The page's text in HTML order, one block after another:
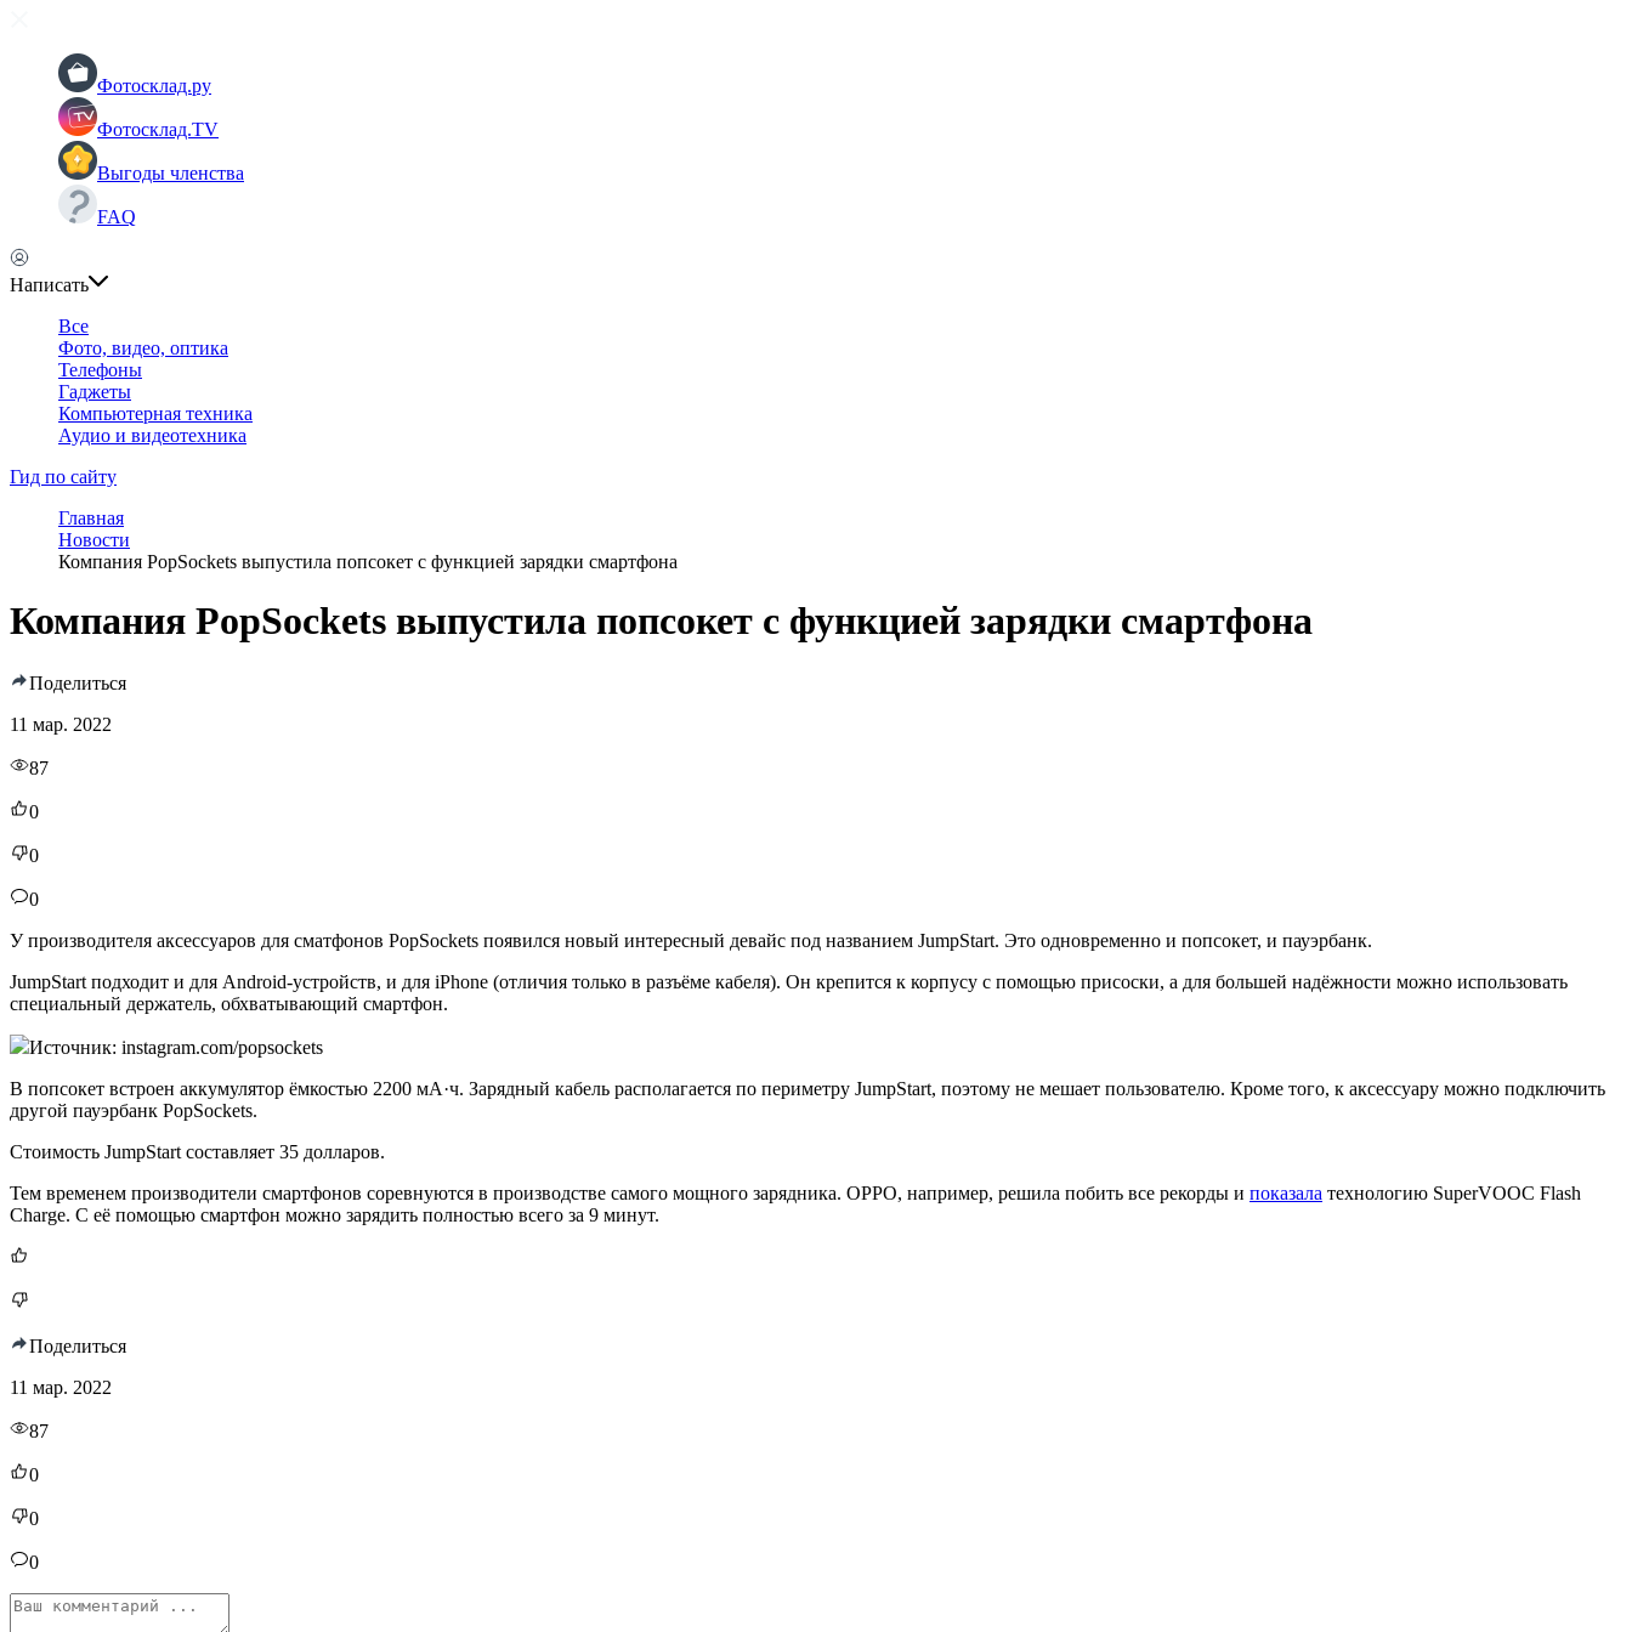
Фотосклад.ру
Фотосклад.TV
Выгоды членства
FAQ
Написать
Все
Фото, видео, оптика
Телефоны
Гаджеты
Компьютерная техника
Аудио и видеотехника
Гид по сайту
Главная
Новости
Компания PopSockets выпустила попсокет с функцией зарядки смартфона
Компания PopSockets выпустила попсокет с функцией зарядки смартфона
Поделиться
11 мар. 2022
87
0
0
0
У производителя аксессуаров для сматфонов PopSockets появился новый интересный девайс под названием JumpStart. Это одновременно и попсокет, и пауэрбанк.
JumpStart подходит и для Android-устройств, и для iPhone (отличия только в разъёме кабеля). Он крепится к корпусу с помощью присоски, а для большей надёжности можно использовать
специальный держатель, обхватывающий смартфон.
Источник: instagram.com/popsockets
В попсокет встроен аккумулятор ёмкостью 2200 мА·ч. Зарядный кабель располагается по периметру JumpStart, поэтому не мешает пользователю. Кроме того, к аксессуару можно подключить
другой пауэрбанк PopSockets.
Стоимость JumpStart составляет 35 долларов.
Тем временем производители смартфонов соревнуются в производстве самого мощного зарядника. OPPO, например, решила побить все рекорды и показала технологию SuperVOOC Flash
Charge. С её помощью смартфон можно зарядить полностью всего за 9 минут.
Поделиться
11 мар. 2022
87
0
0
0